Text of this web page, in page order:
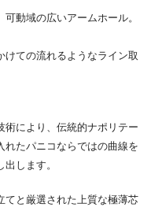
動域の広いアームホール。
ての流れるようなライン取
術により、伝統的ナポリテー
れたパニコならではの曲線を
します。
てと厳選された上質な極薄芯